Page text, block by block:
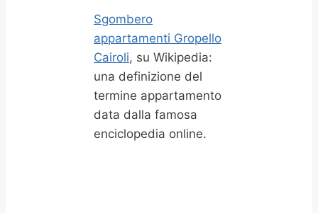
Sgombero
appartamenti Gropello
Cairoli, su Wikipedia:
una definizione del
termine appartamento
data dalla famosa
enciclopedia online.